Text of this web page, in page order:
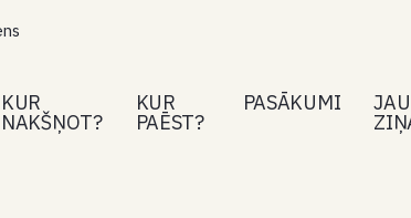
KUR
NAKŠŅOT?
KUR
PAĒST?
PASĀKUMI